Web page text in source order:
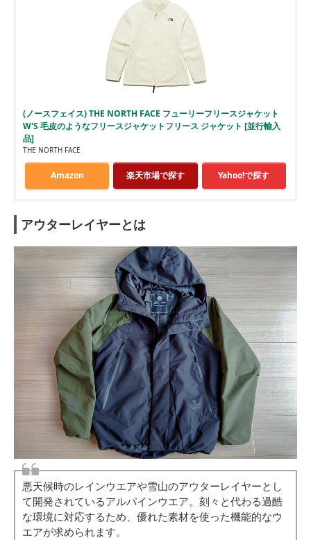
(ノースフェイス) THE NORTH FACE フューリーフリースジャケット
W'S 毛皮のようなフリースジャケットフリース ジャケット [並行輸入
品]
THE NORTH FACE
Amazon 楽天市場で探す Yahoo!で探す
アウターレイヤーとは
悪天候時のレインウエアや雪山のアウターレイヤーとし
て開発されているアルパインウエア。刻々と代わる過酷
な環境に対応するため、優れた素材を使った機能的なウ
エアが求められます。